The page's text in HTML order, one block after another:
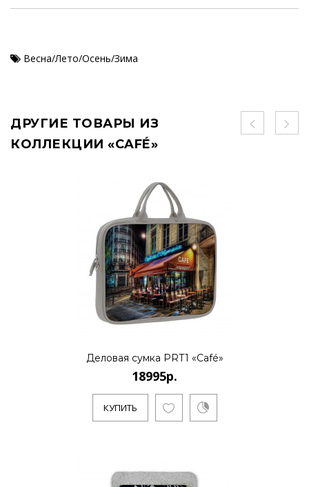
Весна/Лето/Осень/Зима
ДРУГИЕ ТОВАРЫ ИЗ
КОЛЛЕКЦИИ «CAFÉ»
Деловая сумка PRT1 «Café»
18995р.
КУПИТЬ